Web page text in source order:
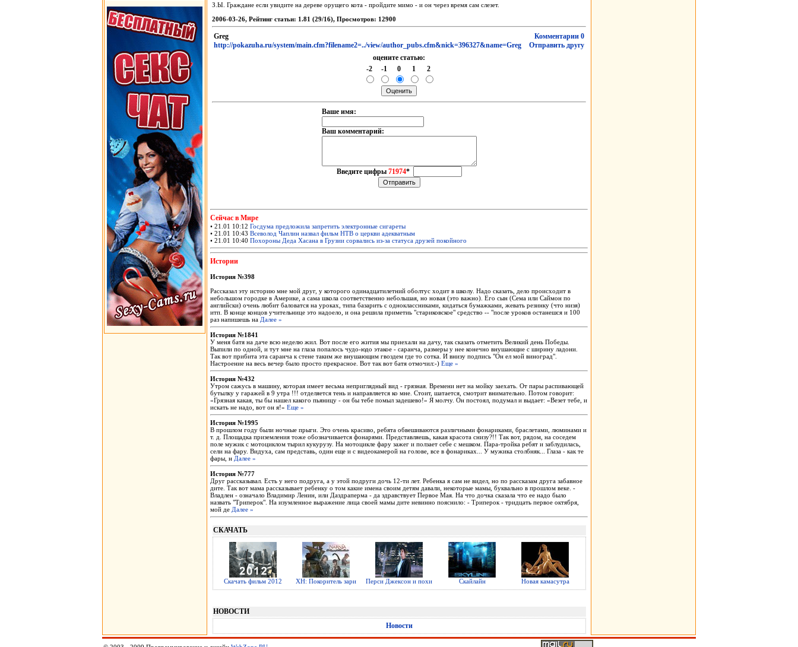
З.Ы. Граждане если увидите на дереве орущего кота - пройдите мимо - и он через время сам слезет.
2006-03-26, Рейтинг статьи: 1.81 (29/16), Просмотров: 12900
Greg
http://pokazuha.ru/system/main.cfm?filename2=../view/author_pubs.cfm&nick=396327&name=Greg
Комментарии 0
Отправить другу
оцените статью:
-2
-1 0 1 2
Ваше имя:
Ваш комментарий:
Введите цифры 71974*
Сейчас в Мире
• 21.01 10:12 Госдума предложила запретить электронные сигареты
• 21.01 10:43 Всеволод Чаплин назвал фильм НТВ о церкви адекватным
• 21.01 10:40 Похороны Деда Хасана в Грузии сорвались из-за статуса друзей покойного
Истории
История №398
Рассказал эту историю мне мой друг, у которого одинадцатилетний оболтус ходит в школу. Надо сказать, дело происходит в
небольшом городке в Америке, а сама школа соответственно небольшая, но новая (это важно). Его сын (Сема или Саймон по
английски) очень любит баловатся на уроках, типа базарить с одноклассниками, кидаться бумажками, жевать резинку (что низя)
итп. В конце концов учительнице это надоело, и она решила приметиь "стариковское" средство -- "после уроков останешся и 100
раз напишешь на Далее »
История №1841
У меня батя на даче всю неделю жил. Вот после его жития мы приехали на дачу, так сказать отметить Великий день Победы.
Выпили по одной, и тут мне на глаза попалось чудо-юдо этакое - саранча, размеры у нее конечно внушающие с ширину ладони.
Так вот прибита эта саранча к стене таким же внушающим гвоздем где то сотка. И внизу подпись "Он ел мой виноград".
Настроение на весь вечер было просто прекрасное. Вот так вот батя отмочил:-) Еще »
История №432
Утром сажусь в машину, которая имеет весьма неприглядный вид - грязная. Времени нет на мойку заехать. От пары распивающей
бутылку у гаражей в 9 утра !!! отделяется тень и направляется ко мне. Стоит, шатается, смотрит внимательно. Потом говорит:
«Грязная какая, ты бы нашел какого пьяницу - он бы тебе помыл задешево!» Я молчу. Он постоял, подумал и выдает: «Везет тебе, и
искать не надо, вот он я!» Еще »
История №1995
В прошлом году были ночные прыги. Это очень красиво, ребята обвешиваются различными фонариками, браслетами, люминами и
т. д. Площадка приземления тоже обозначивается фонарями. Представляешь, какая красота снизу?!! Так вот, рядом, на соседем
поле мужик с мотоциклом тырил кукурузу. На мотоцикле фару зажег и ползает себе с мешком. Пара-тройка ребят и заблудилась,
сели на фару. Видуха, сам представь, один еще и с видеокамерой на голове, все в фонариках... У мужика столбняк... Глаза - как те
фары, н Далее »
История №777
Друг рассказывал. Есть у него подруга, а у этой подруги дочь 12-ти лет. Ребенка я сам не видел, но по рассказам друга забавное
дите. Так вот мама рассказывает ребенку о том какие имена своим детям давали, некоторые мамы, буквально в прошлом веке. -
Владлен - означало Владимир Ленин, или Даздраперма - да здравствует Первое Мая. На что дочка сказала что ее надо было
назвать "Триперок". На изумленное выражение лица своей мамы дите невинно пояснило: - Триперок - тридцать первое октября,
мой де Далее »
СКАЧАТЬ
Скачать фильм 2012 ХН: Покоритель зари Перси Джексон и похи Скайлайн Новая камасутра
НОВОСТИ
Новости